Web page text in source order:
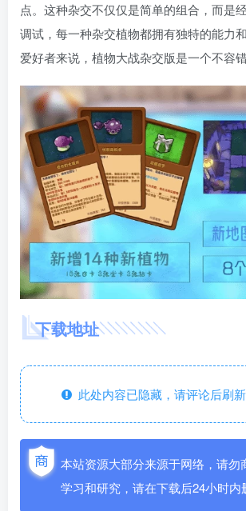
点。这种杂交不仅仅是简单的组合，而是
调试，每一种杂交植物都拥有独特的能力
爱好者来说，植物大战杂交版是一个不容错
下载地址
此处内容已隐藏，请评论后刷
本站资源大部分来源于网络，请勿
学习和研究，请在下载后24小时内